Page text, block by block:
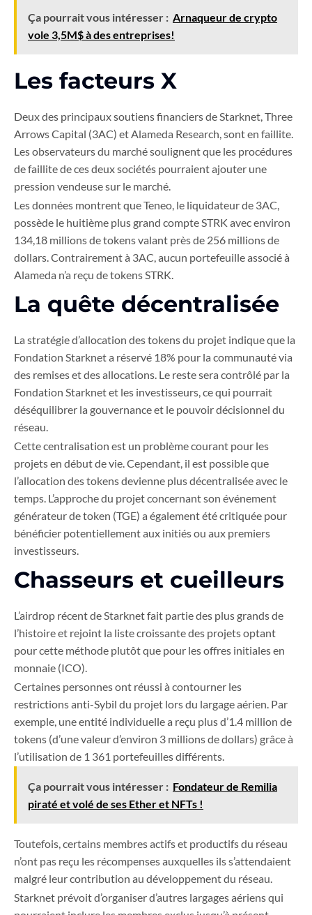
Ça pourrait vous intéresser : Arnaqueur de crypto
vole 3,5M$ à des entreprises!
Les facteurs X
Deux des principaux soutiens financiers de Starknet, Three
Arrows Capital (3AC) et Alameda Research, sont en faillite.
Les observateurs du marché soulignent que les procédures
de faillite de ces deux sociétés pourraient ajouter une
pression vendeuse sur le marché.
Les données montrent que Teneo, le liquidateur de 3AC,
possède le huitième plus grand compte STRK avec environ
134,18 millions de tokens valant près de 256 millions de
dollars. Contrairement à 3AC, aucun portefeuille associé à
Alameda n’a reçu de tokens STRK.
La quête décentralisée
La stratégie d’allocation des tokens du projet indique que la
Fondation Starknet a réservé 18% pour la communauté via
des remises et des allocations. Le reste sera contrôlé par la
Fondation Starknet et les investisseurs, ce qui pourrait
déséquilibrer la gouvernance et le pouvoir décisionnel du
réseau.
Cette centralisation est un problème courant pour les
projets en début de vie. Cependant, il est possible que
l’allocation des tokens devienne plus décentralisée avec le
temps. L’approche du projet concernant son événement
générateur de token (TGE) a également été critiquée pour
bénéficier potentiellement aux initiés ou aux premiers
investisseurs.
Chasseurs et cueilleurs
L’airdrop récent de Starknet fait partie des plus grands de
l’histoire et rejoint la liste croissante des projets optant
pour cette méthode plutôt que pour les offres initiales en
monnaie (ICO).
Certaines personnes ont réussi à contourner les
restrictions anti-Sybil du projet lors du largage aérien. Par
exemple, une entité individuelle a reçu plus d’1.4 million de
tokens (d’une valeur d’environ 3 millions de dollars) grâce à
l’utilisation de 1 361 portefeuilles différents.
Ça pourrait vous intéresser : Fondateur de Remilia
piraté et volé de ses Ether et NFTs !
Toutefois, certains membres actifs et productifs du réseau
n’ont pas reçu les récompenses auxquelles ils s’attendaient
malgré leur contribution au développement du réseau.
Starknet prévoit d’organiser d’autres largages aériens qui